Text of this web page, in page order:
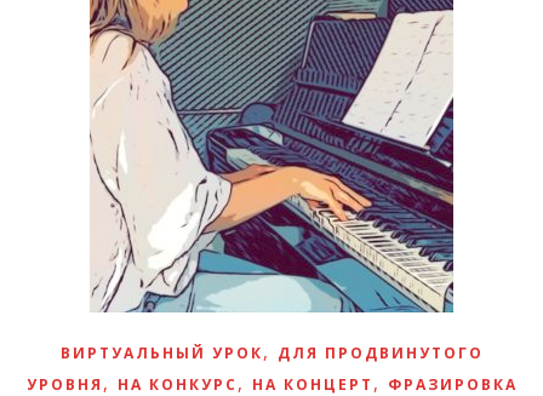
ВИРТУАЛЬНЫЙ УРОК, ДЛЯ ПРОДВИНУТОГО
УРОВНЯ , НА КОНКУРС , НА КОНЦЕРТ , ФРАЗИРОВКА